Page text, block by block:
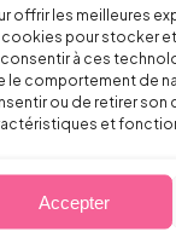
offrir les meilleures
cookies pour stocker
à ces
le comportement de
ou de retirer son
et
Accepter